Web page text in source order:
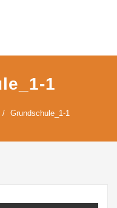
1
Grundschule_1-1